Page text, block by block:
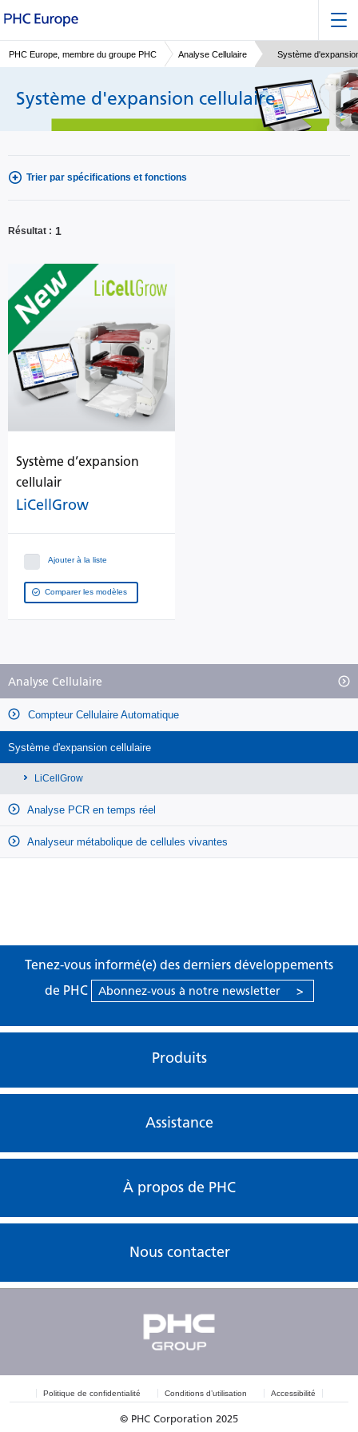
PHC Europe, membre du groupe PHC Analyse Cellulaire Système
Système d'expansion cellulaire
Trier par spécifications et fonctions
Résultat 1
Système d’expansion
cellulair
LiCellGrow
Ajouter à la liste
Comparer les modèles
Analyse Cellulaire
Compteur Cellulaire Automatique
Système d'expansion cellulaire
LiCellGrow
Analyse PCR en temps réel
Analyseur métabolique de cellules vivantes
Tenez-vous informé(e) des derniers développements
de PHC
Abonnez-vous à notre newsletter >
Produits
Assistance
À propos de PHC
Nous contacter
Politique de confidentialité Conditions d’utilisation Accessibilité
© PHC Corporation 2025